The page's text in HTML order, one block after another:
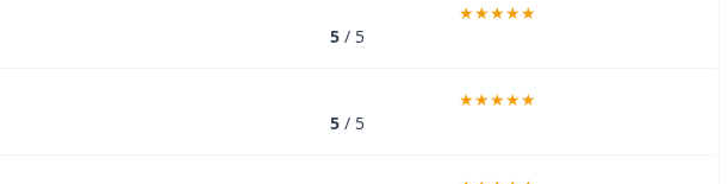
5 / 5
5 / 5